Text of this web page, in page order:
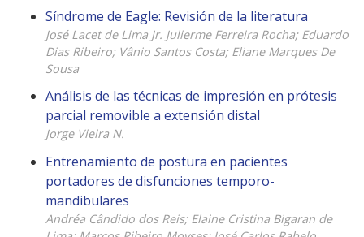
Síndrome de Eagle: Revisión de la literatura
José Lacet de Lima Jr. Julierme Ferreira Rocha; Eduardo
Dias Ribeiro; Vânio Santos Costa; Eliane Marques De
Sousa
Análisis de las técnicas de impresión en prótesis
parcial removible a extensión distal
Jorge Vieira N.
Entrenamiento de postura en pacientes
portadores de disfunciones temporo-
mandibulares
Andréa Cândido dos Reis; Elaine Cristina Bigaran de